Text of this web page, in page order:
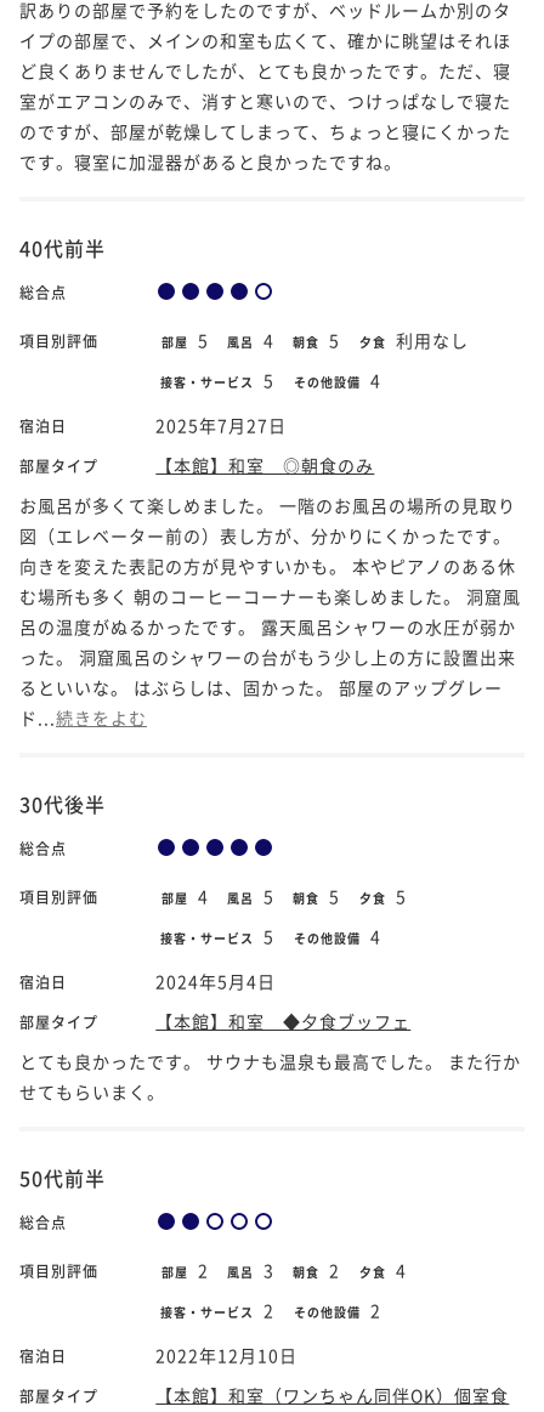
訳ありの部屋で予約をしたのですが、ベッドルームか別のタ
イプの部屋で、メインの和室も広くて、確かに眺望はそれほ
ど良くありませんでしたが、とても良かったです。ただ、寝
室がエアコンのみで、消すと寒いので、つけっぱなしで寝た
のですが、部屋が乾燥してしまって、ちょっと寝にくかった
です。寝室に加湿器があると良かったですね。
40代前半
総合点
項目別評価 部屋 5 風呂 4 朝食 5 夕食 利用なし
接客・サービス 5 その他設備 4
宿泊日 2025年7月27日
部屋タイプ
【本館】和室 ◎朝食のみ
お風呂が多くて楽しめました。 一階のお風呂の場所の見取り
図（エレベーター前の）表し方が、分かりにくかったです。
向きを変えた表記の方が見やすいかも。 本やピアノのある休
む場所も多く 朝のコーヒーコーナーも楽しめました。 洞窟風
呂の温度がぬるかったです。 露天風呂シャワーの水圧が弱か
った。 洞窟風呂のシャワーの台がもう少し上の方に設置出来
るといいな。 はぶらしは、固かった。 部屋のアップグレー
ド... 続きをよむ
30代後半
総合点
項目別評価 部屋 4 風呂 5 朝食 5 夕食 5
接客・サービス 5 その他設備 4
宿泊日 2024年5月4日
部屋タイプ
【本館】和室 ◆夕食ブッフェ
とても良かったです。 サウナも温泉も最高でした。 また行か
せてもらいまく。
50代前半
総合点
項目別評価 部屋 2 風呂 3 朝食 2 夕食 4
接客・サービス 2 その他設備 2
宿泊日 2022年12月10日
部屋タイプ 【本館】和室（ワンちゃん同伴OK）個室食